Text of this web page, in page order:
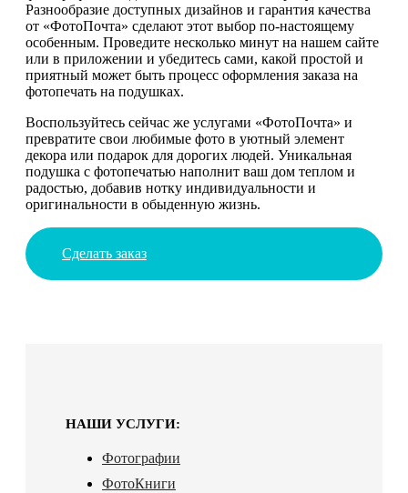
Разнообразие доступных дизайнов и гарантия качества
от «ФотоПочта» сделают этот выбор по-настоящему
особенным. Проведите несколько минут на нашем сайте
или в приложении и убедитесь сами, какой простой и
приятный может быть процесс оформления заказа на
фотопечать на подушках.
Воспользуйтесь сейчас же услугами «ФотоПочта» и
превратите свои любимые фото в уютный элемент
декора или подарок для дорогих людей. Уникальная
подушка с фотопечатью наполнит ваш дом теплом и
радостью, добавив нотку индивидуальности и
оригинальности в обыденную жизнь.
Сделать заказ
НАШИ УСЛУГИ:
Фотографии
ФотоКниги